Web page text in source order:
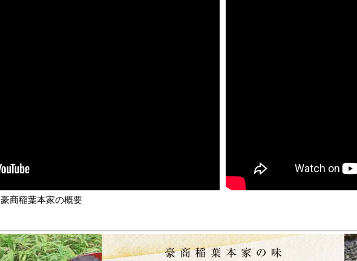
豪商稲葉本家の概要